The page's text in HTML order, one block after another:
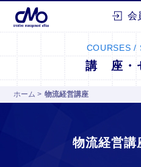
株式会社シーエム会
COURSES /
講 座・
ホーム > 物流経営講座
物流経営講